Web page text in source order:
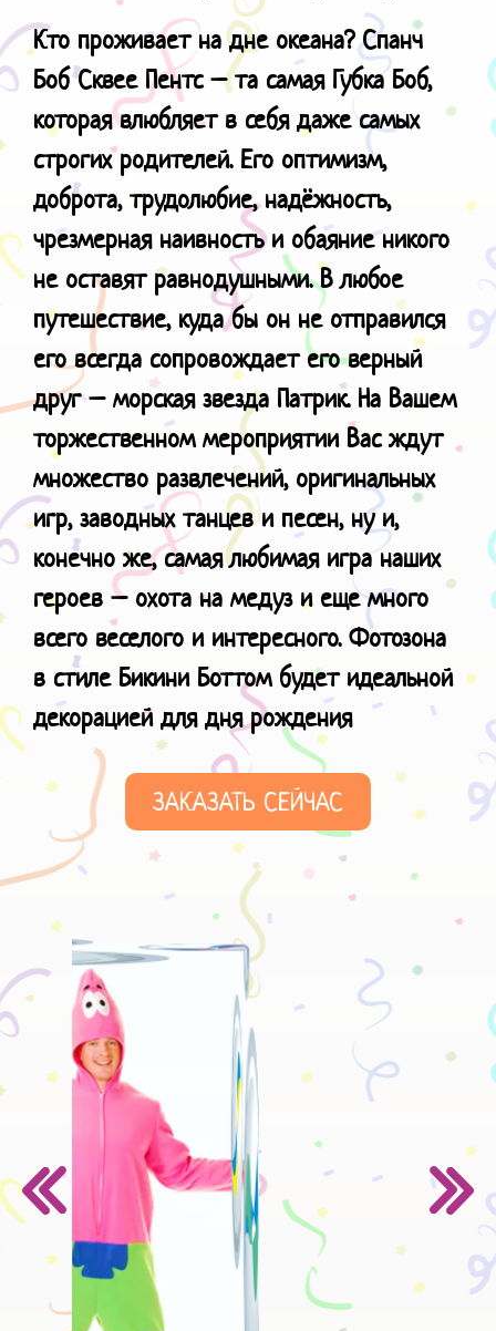
Кто проживает на дне океана? Спанч
Боб Сквее Пентс – та самая Губка Боб,
которая влюбляет в себя даже самых
строгих родителей. Его оптимизм,
доброта, трудолюбие, надёжность,
чрезмерная наивность и обаяние никого
не оставят равнодушными. В любое
путешествие, куда бы он не отправился
его всегда сопровождает его верный
друг – морская звезда Патрик. На Вашем
торжественном мероприятии Вас ждут
множество развлечений, оригинальных
игр, заводных танцев и песен, ну и,
конечно же, самая любимая игра наших
героев – охота на медуз и еще много
всего веселого и интересного.Фотозона
в стиле Бикини Боттом будет идеальной
декорацией для дня рождения
ЗАКАЗАТЬ СЕЙЧАС